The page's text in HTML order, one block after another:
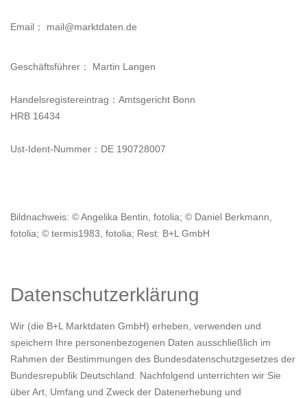
Email： mail@marktdaten.de
Geschäftsführer： Martin Langen
Handelsregistereintrag：Amtsgericht Bonn
HRB 16434
Ust-Ident-Nummer：DE 190728007
Bildnachweis: © Angelika Bentin, fotolia; © Daniel Berkmann,
fotolia; © termis1983, fotolia; Rest: B+L GmbH
Datenschutzerklärung
Wir (die B+L Marktdaten GmbH) erheben, verwenden und
speichern Ihre personenbezogenen Daten ausschließlich im
Rahmen der Bestimmungen des Bundesdatenschutzgesetzes der
Bundesrepublik Deutschland. Nachfolgend unterrichten wir Sie
über Art, Umfang und Zweck der Datenerhebung und